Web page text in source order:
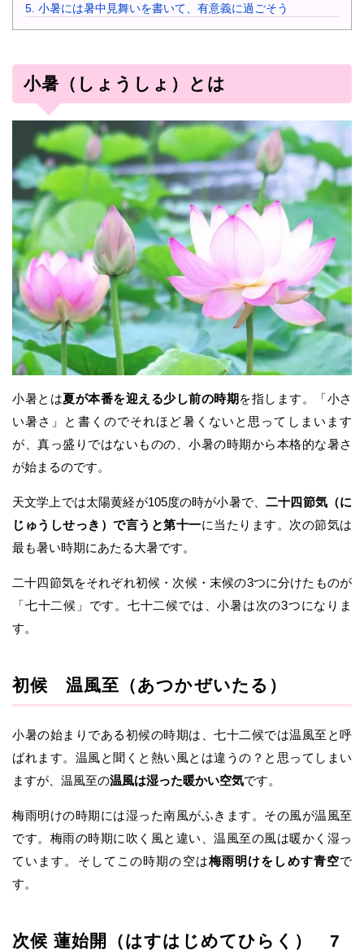
5. 小暑には暑中見舞いを書いて、有意義に過ごそう
小暑（しょうしょ）とは
小暑とは夏が本番を迎える少し前の時期 を指します。「小さ
い暑さ」と書くのでそれほど暑くないと思ってしまいます
が、真っ盛りではないものの、小暑の時期から本格的な暑さ
が始まるのです。
天文学上では太陽黄経が105度の時が小暑で、二十四節気（に
じゅうしせっき）で言うと第十一に当たります。次の節気は
最も暑い時期にあたる大暑です。
二十四節気をそれぞれ初候・次候・末候の3つに分けたものが
「七十二候」です。七十二候では、小暑は次の3つになりま
す。
初候 温風至（あつかぜいたる）
小暑の始まりである初候の時期は、七十二候では温風至と呼
ばれます。温風と聞くと熱い風とは違うの？と思ってしまい
ますが、温風至の温風は湿った暖かい空気です。
梅雨明けの時期には湿った南風がふきます。その風が温風至
です。梅雨の時期に吹く風と違い、温風至の風は暖かく湿っ
ています。そしてこの時期の空は梅雨明けをしめす青空で
す。
次候 蓮始開（はすはじめてひらく） 7